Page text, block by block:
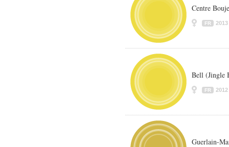
Centre
FR 2013
Bell (Jingle
FR 2012
Guerlain-